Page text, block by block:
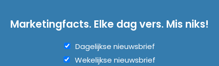
Marketingfacts. Elke dag vers. Mis niks!
Dagelijkse nieuwsbrief
Wekelijkse nieuwsbrief